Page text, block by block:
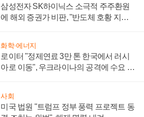
삼성전자 SK하이닉스 소극적 주주환원
에 해외 증권가 비판, "반도체 호황 지속
화학·에너지
로이터 "정제연료 3만 톤 한국에서 러시
아로 이동", 우크라이나의 공격에 수요 늘
사회
미국 법원 "트럼프 정부 풍력 프로젝트 동